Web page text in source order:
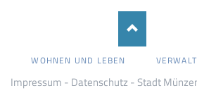
WOHNEN UND LEBEN
Impressum - Datenschutz - Stadt